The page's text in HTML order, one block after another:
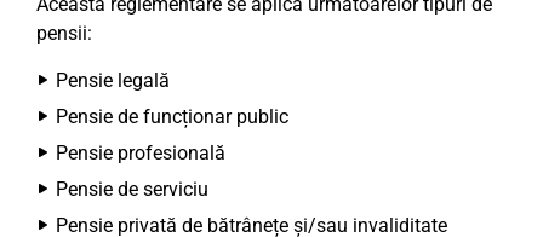
pensii:
Pensie legală
Pensie de funcționar public
Pensie profesională
Pensie de serviciu
Pensie privată de bătrânețe și/sau invaliditate